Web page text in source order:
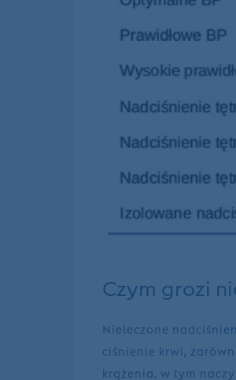
Czym grozi
Nieleczone
ciśnienie krwi,
krążenia, w tym